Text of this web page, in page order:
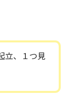
立、１つ見